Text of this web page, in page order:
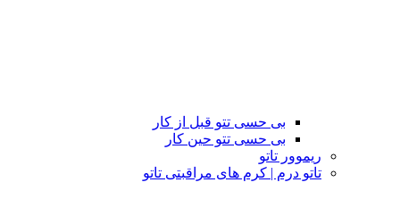
بی حسی تتو قبل از کار
بی حسی تتو حین کار
ریموور تاتو
تاتو درم | کرم های مراقبتی تاتو